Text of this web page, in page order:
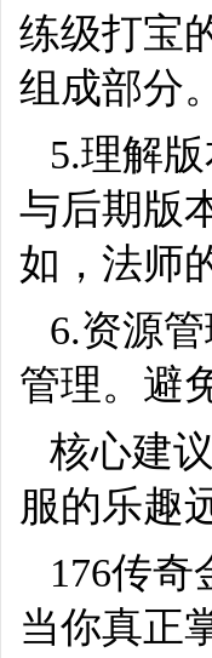
练级打宝
组成部分。
5.理解
与后期版
如，法师
6.资源
管理。避
核心建
服的乐趣
176传
当你真正